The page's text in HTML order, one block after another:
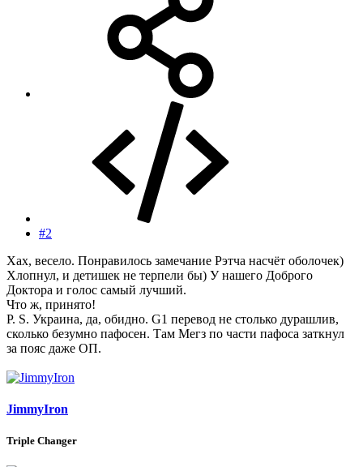
#2
Хах, весело. Понравилось замечание Рэтча насчёт оболочек)
Хлопнул, и детишек не терпели бы) У нашего Доброго
Доктора и голос самый лучший.
Что ж, принято!
P. S. Украина, да, обидно. G1 перевод не столько дурашлив,
сколько безумно пафосен. Там Мегз по части пафоса заткнул
за пояс даже ОП.
JimmyIron
Triple Changer